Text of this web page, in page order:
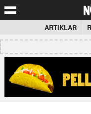
ARTIKLAR